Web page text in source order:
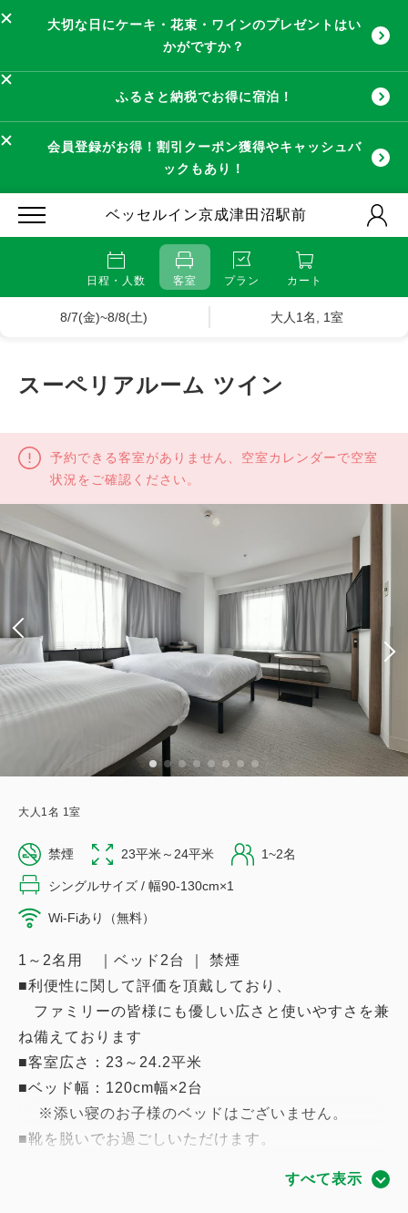
大切な日にケーキ・花束・ワインのプレゼントはい
かがですか？
ふるさと納税でお得に宿泊！
会員登録がお得！割引クーポン獲得やキャッシュバ
ックもあり！
ベッセルイン京成津田沼駅前
日程・人数 客室 プラン カート
8/7(金)~8/8(土) 大人1名, 1室
スーペリアルーム ツイン
予約できる客室がありません、空室カレンダーで空室
状況をご確認ください。
大人 1 名 1 室
禁煙 23平米～24平米 1~2名
シングルサイズ / 幅90-130cm×1
Wi-Fiあり（無料）
1～2名用 ｜ベッド2台 ｜ 禁煙
■利便性に関して評価を頂戴しており、
ファミリーの皆様にも優しい広さと使いやすさを兼
ね備えております
■客室広さ：23～24.2平米
■ベッド幅：120cm幅×2台
※添い寝のお子様のベッドはございません。
■靴を脱いでお過ごしいただけます。
■加湿機能付き空気清浄機｜充電用USBコンセント｜
すべて表示